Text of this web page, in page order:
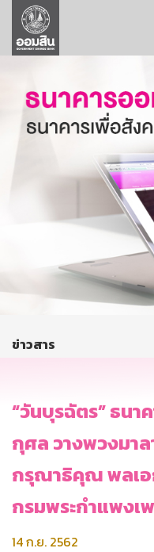
ลูกค้าธุรกิจ
ลูกค้าผู้ประกอบรายย่
ออมเพื่อสุข
เกี่ยวกับธนาคาร
การพัฒนาที่ยั่งยืน
บริการทางการเงิน
ติดต่อเรา
บริการออนไลน์
ข่าวสาร
“วันบุรฉัตร” ธน
กุศล วางพวงมา
กรุณาธิคุณ พลเอ
กรมพระกำแพงเ
14 ก.ย. 2562